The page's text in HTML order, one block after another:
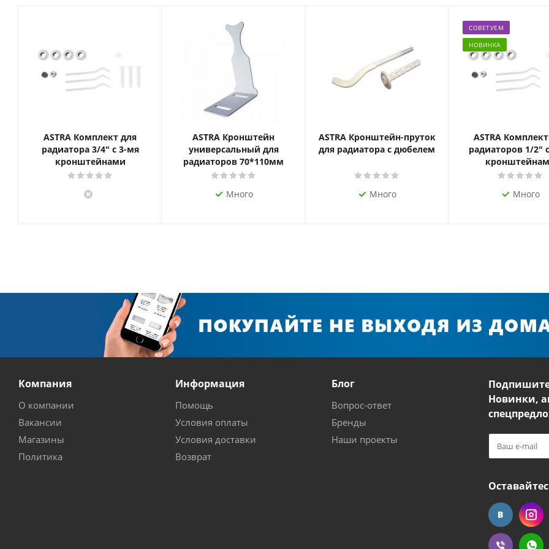
ASTRA Комплект для
радиатора 3/4" с 3-мя
кронштейнами
ASTRA Кронштейн
универсальный для
радиаторов 70*110мм
Много
ASTRA Кронштейн-пруток
для радиатора с дюбелем
Много
СОВЕТУЕМ
НОВИНКА
ASTRA
радиаторов 1/2"
Много
Компания
О компании
Вакансии
Магазины
Политика
Информация
Помощь
Условия оплаты
Условия доставки
Возврат
Блог
Вопрос-ответ
Бренды
Наши проекты
Новинки,